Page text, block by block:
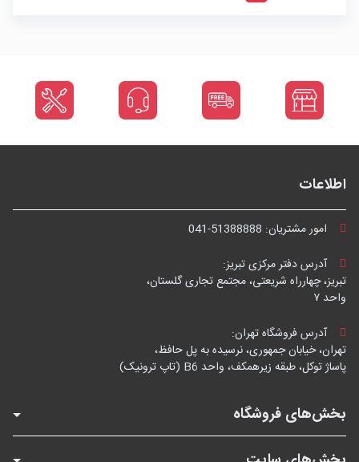
اطلاعات
امور مشتریان: 041-51388888
آدرس دفتر مرکزی تبریز:
تبریز، چهارراه شریعتی، مجتمع تجاری گلستان،
واحد ۷
آدرس فروشگاه تهران:
تهران، خیابان جمهوری، نرسیده به پل حافظ،
پاساژ توکل، طبقه زیرهمکف، واحد B6 (تاپ ترونیک)
بخش‌های فروشگاه